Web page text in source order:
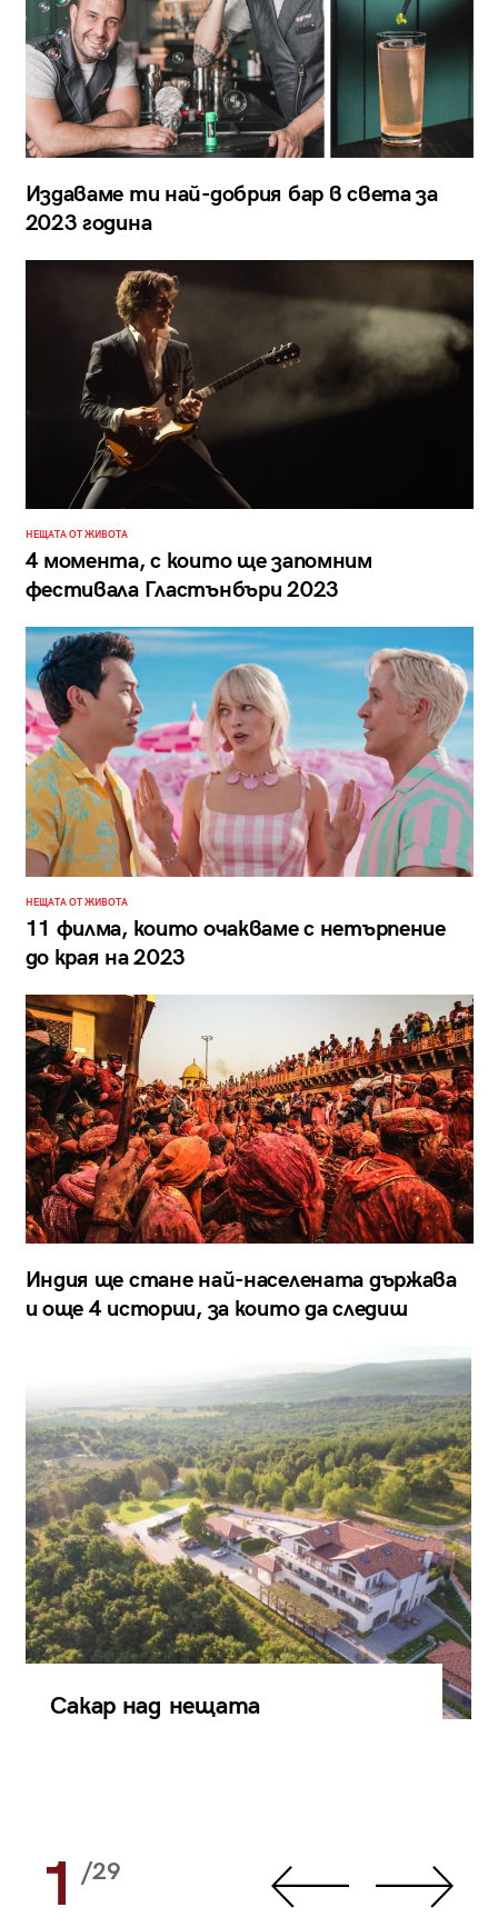
Издаваме ти най-добрия бар в света за
2023 година
НЕЩАТА ОТ ЖИВОТА
4 момента, с които ще запомним
фестивала Гластънбъри 2023
НЕЩАТА ОТ ЖИВОТА
11 филма, които очакваме с нетърпение
до края на 2023
Индия ще стане най-населената държава
и още 4 истории, за които да следиш
Сакар над нещата
1 /29